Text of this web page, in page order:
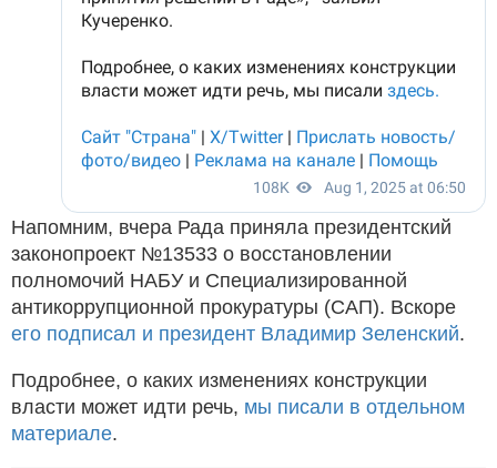
Напомним, вчера Рада приняла президентский
законопроект №13533 о восстановлении
полномочий НАБУ и Специализированной
антикоррупционной прокуратуры (САП). Вскоре
его подписал и президент Владимир Зеленский.
Подробнее, о каких изменениях конструкции
власти может идти речь, мы писали в отдельном
материале.